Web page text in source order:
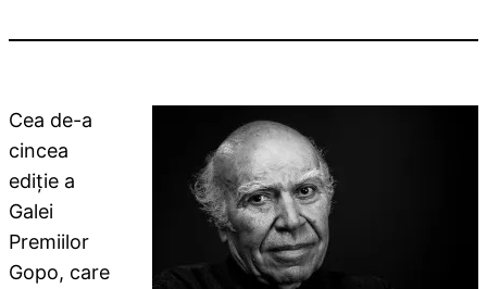
Cea de-a
cincea
ediţie a
Galei
Premiilor
Gopo, care